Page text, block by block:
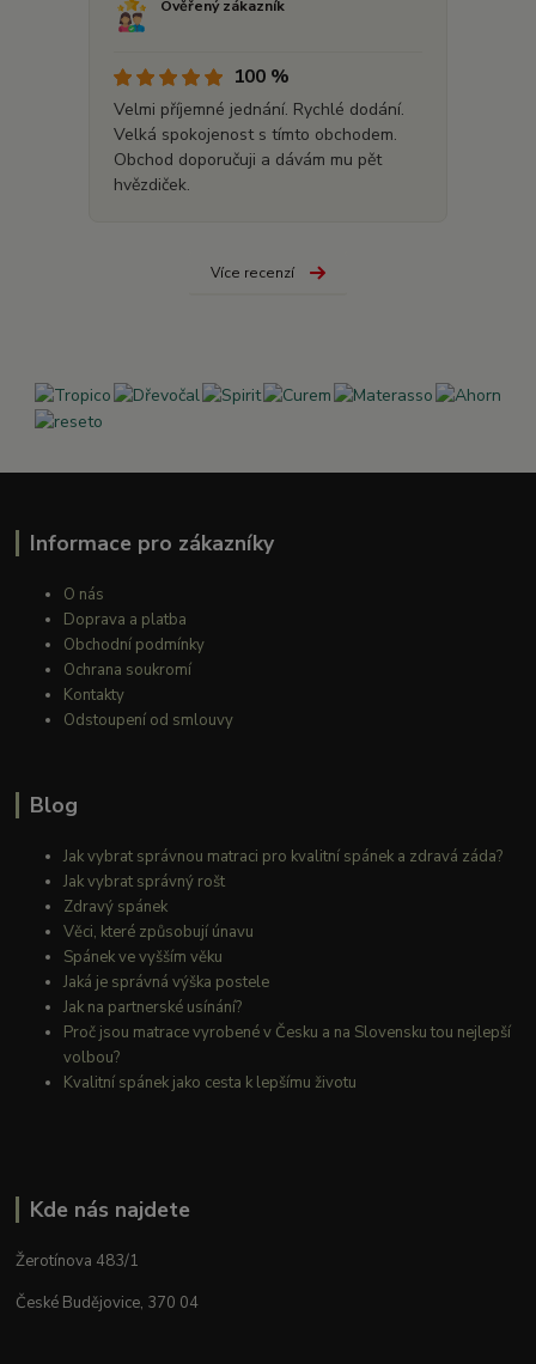
Ověřený zákazník
100 %
Velmi příjemné jednání. Rychlé dodání.
Velká spokojenost s tímto obchodem.
Obchod doporučuji a dávám mu pět
hvězdiček.
Více recenzí
Informace pro zákazníky
O nás
Doprava a platba
Obchodní podmínky
Ochrana soukromí
Kontakty
Odstoupení od smlouvy
Blog
Jak vybrat správnou matraci pro kvalitní spánek a zdravá záda?
Jak vybrat správný rošt
Zdravý spánek
Věci, které způsobují únavu
Spánek ve vyšším věku
Jaká je správná výška postele
Jak na partnerské usínání?
Proč jsou matrace vyrobené v Česku a na Slovensku tou nejlepší
volbou?
Kvalitní spánek jako cesta k lepšímu životu
Kde nás najdete
Žerotínova 483/1
České Budějovice, 370 04